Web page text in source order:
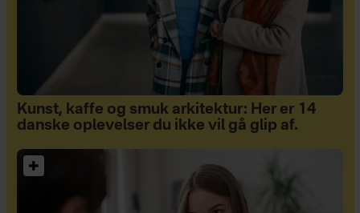
Kunst, kaffe og smuk arkitektur: Her er 14
danske oplevelser du ikke vil gå glip af.